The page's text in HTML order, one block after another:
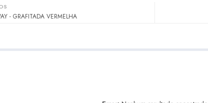
- GRAFITADA VERMELHA